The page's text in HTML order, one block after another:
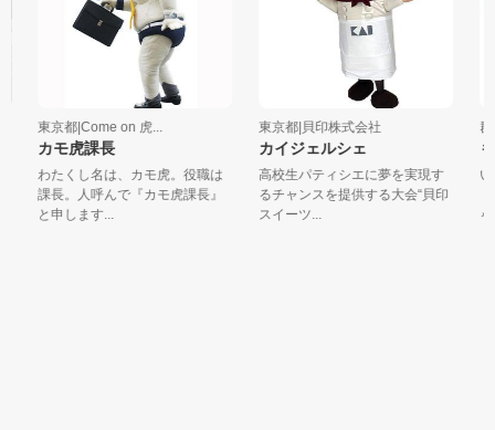
東京都|Come on 虎...
カモ虎課長
わたくし名は、カモ虎。役職は
課長。人呼んで『カモ虎課長』
と申します...
東京都|貝印株式会社
カイジェルシェ
高校生パティシエに夢を実現す
るチャンスを提供する大会“貝印
スイーツ...
群
い
ゃ